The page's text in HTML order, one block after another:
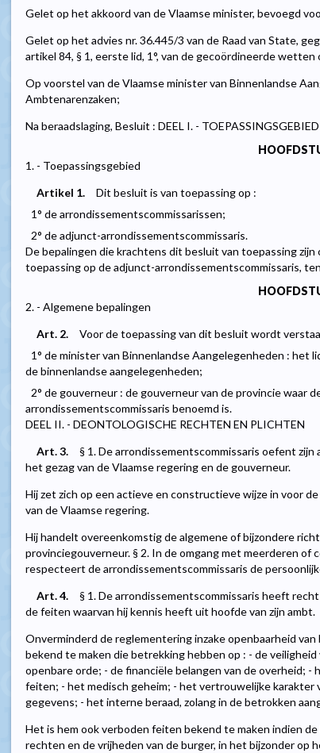
Gelet op het akkoord van de Vlaamse minister, bevoegd
Gelet op het advies nr. 36.445/3 van de Raad van State,
artikel 84, § 1, eerste lid, 1°, van de gecoördineerde wetten
Op voorstel van de Vlaamse minister van Binnenlandse
Ambtenarenzaken;
Na beraadslaging, Besluit : DEEL I. -
1. - Toepassingsgebied
Artikel 1.
Dit besluit is van toepassing op :
1° de arrondissementscommissarissen;
2° de adjunct-arrondissementscommissaris.
De bepalingen die krachtens dit besluit van toepassing zijn
toepassing op de adjunct-arrondissementscommissaris,
2. - Algemene bepalingen
Art. 2.
Voor de toepassing van dit besluit wordt
1° de minister van Binnenlandse Aangelegenheden : het
de binnenlandse aangelegenheden;
2° de gouverneur : de gouverneur van de provincie waar
arrondissementscommissaris benoemd is.
DEEL II. - DEONTOLOGISCHE RECHTEN EN PLICHTEN
Art. 3.
§ 1. De arrondissementscommissaris oefent
het gezag van de Vlaamse regering en de gouverneur.
Hij zet zich op een actieve en constructieve wijze in voor
van de Vlaamse regering.
Hij handelt overeenkomstig de algemene of bijzondere
provinciegouverneur. § 2. In de omgang met meerderen
respecteert de arrondissementscommissaris de
Art. 4.
§ 1. De arrondissementscommissaris heeft
de feiten waarvan hij kennis heeft uit hoofde van zijn ambt.
Onverminderd de reglementering inzake openbaarheid
bekend te maken die betrekking hebben op : - de
openbare orde; - de financiële belangen van de overheid;
feiten; - het medisch geheim; - het vertrouwelijke
gegevens; - het interne beraad, zolang in de betrokken
Het is hem ook verboden feiten bekend te maken indien
rechten en de vrijheden van de burger, in het bijzonder op